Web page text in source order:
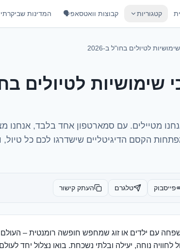
קטגוריות קבוצות וואטסאפ🗣️ המדינות
לטיולים בחו"ל ב-2026
שימושיות לטיולים
מטיילים. עם סמארטפון אחד בלבד, אנחנו
הקסם הדיגיטליים שישדרגו לכם כל טיול,
פייסבוק טלגרם העתק קישור
עם ילדים או זוג שמחפש חופשה רומנטית – העולם
לחוויה נוחה, יעילה ובלתי נשכחת. בואו נצלול יחד